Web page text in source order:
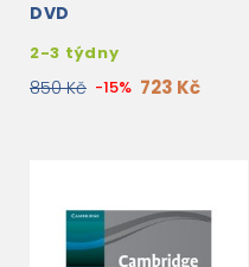
DVD
2-3 týdny
850 Kč -15% 723 Kč